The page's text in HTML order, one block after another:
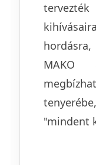
MAKO
"mindent